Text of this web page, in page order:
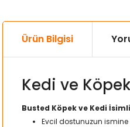
Ürün Bilgisi
Kedi ve
Busted Köpek ve Kedi
Evcil dostunuzun ismine